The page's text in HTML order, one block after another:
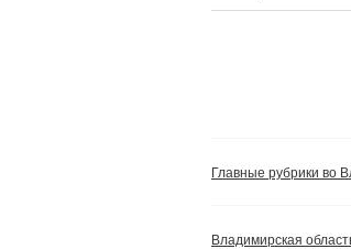
Главные рубрики во
Владимирская